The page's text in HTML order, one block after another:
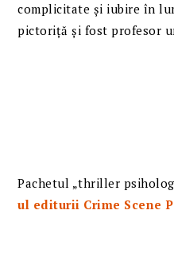
complicitate și iubire în
pictoriță și fost profesor
Pachetul „thriller
ul editurii Crime Scene